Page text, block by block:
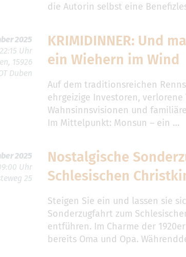
die Autorin selbst eine
2025
Uhr
15926
Duben
KRIMIDINNER: Und
ein Wiehern im Wind
Auf dem traditionsreichen
ehrgeizige Investoren, verlorene
Wahnsinnsvisionen und
Im Mittelpunkt: Monsun – ein …
2025
Uhr
25
Nostalgische
Schlesischen
Steigen Sie ein und lassen sie
Sonderzugfahrt zum
entführen. Im Charme der
bereits Oma und Opa.